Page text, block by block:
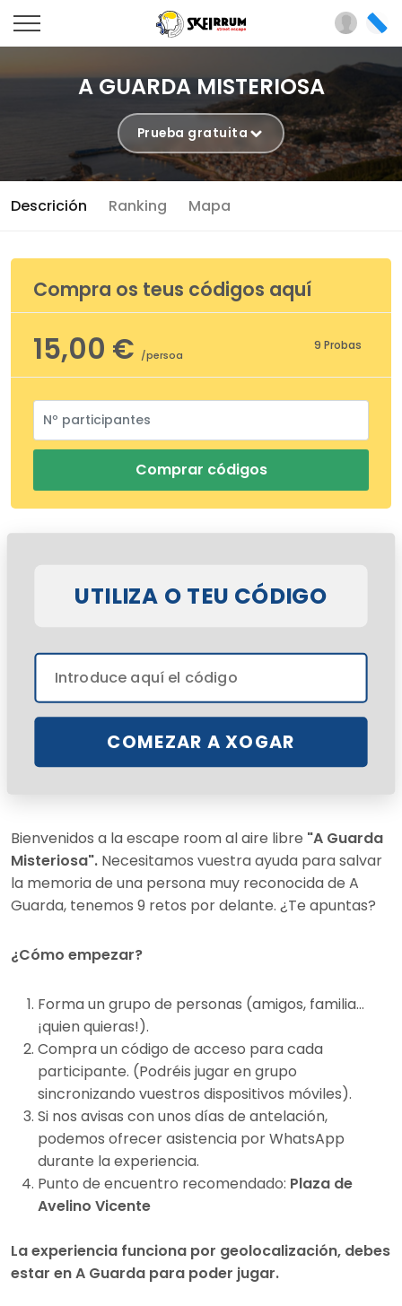
A GUARDA MISTERIOSA
Prueba gratuita
Descrición Ranking Mapa
Bienvenidos a la escape room al aire libre "A Guarda
Misteriosa". Necesitamos vuestra ayuda para salvar
la memoria de una persona muy reconocida de A
Guarda, tenemos 9 retos por delante. ¿Te apuntas?
¿Cómo empezar?
Forma un grupo de personas (amigos, familia…
¡quien quieras!).
Compra un código de acceso para cada
participante. (Podréis jugar en grupo
sincronizando vuestros dispositivos móviles).
Si nos avisas con unos días de antelación,
podemos ofrecer asistencia por WhatsApp
durante la experiencia.
Punto de encuentro recomendado: Plaza de
Avelino Vicente
La experiencia funciona por geolocalización, debes
estar en A Guarda para poder jugar.
Compra os teus códigos aquí
15,00 € /persoa
9 Probas
Comprar códigos
UTILIZA O TEU CÓDIGO
COMEZAR A XOGAR